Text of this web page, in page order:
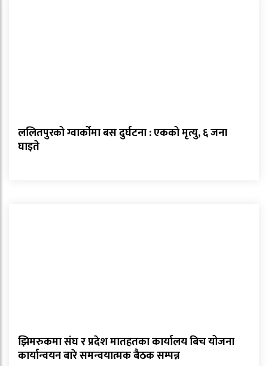
ललितपुरको ग्वार्कोमा बस दुर्घटना : एकको मृत्यु, ६ जना
घाइते
झिमरुकमा संघ र प्रदेश मातहतका कार्यालय बिच योजना
कार्यान्वयन बारे समन्वयात्मक बैठक सम्पन्न